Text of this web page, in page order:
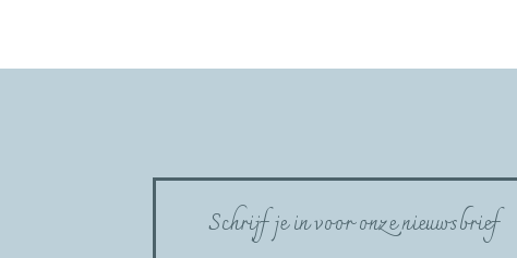
Schrijf je in voor onze nieuwsbrief